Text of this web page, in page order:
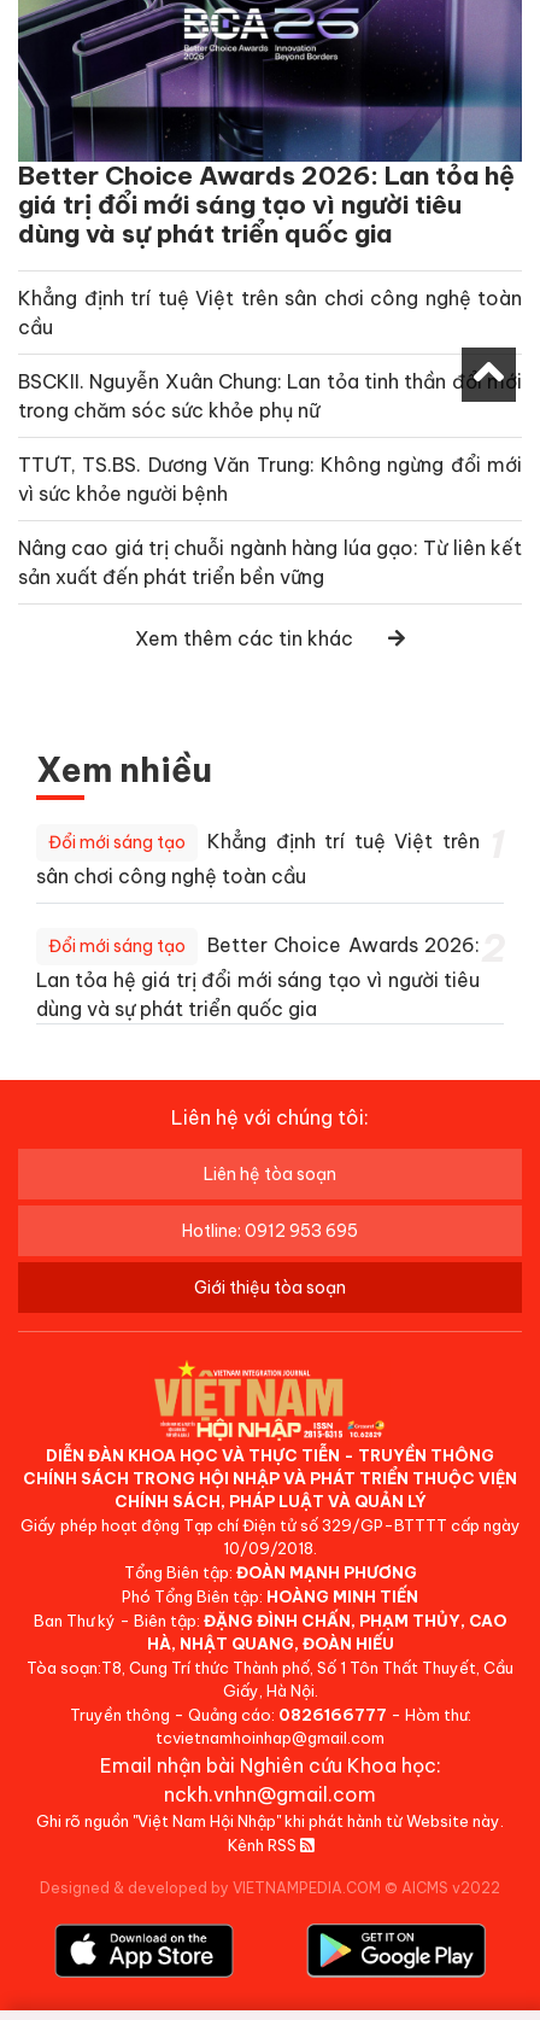
Better Choice Awards 2026: Lan tỏa hệ
giá trị đổi mới sáng tạo vì người tiêu
dùng và sự phát triển quốc gia
Khẳng định trí tuệ Việt trên sân chơi công nghệ toàn
cầu
BSCKII. Nguyễn Xuân Chung: Lan tỏa tinh thần đổi mới
trong chăm sóc sức khỏe phụ nữ
TTƯT, TS.BS. Dương Văn Trung: Không ngừng đổi mới
vì sức khỏe người bệnh
Nâng cao giá trị chuỗi ngành hàng lúa gạo: Từ liên kết
sản xuất đến phát triển bền vững
Xem thêm các tin khác
Xem nhiều
Đổi mới sáng tạo
Khẳng định trí tuệ Việt trên
sân chơi công nghệ toàn cầu
Đổi mới sáng tạo
Better Choice Awards 2026:
Lan tỏa hệ giá trị đổi mới sáng tạo vì người tiêu
dùng và sự phát triển quốc gia
Liên hệ với chúng tôi:
Liên hệ tòa soạn
Hotline: 0912 953 695
Giới thiệu tòa soạn
DIỄN ĐÀN KHOA HỌC VÀ THỰC TIỄN - TRUYỀN THÔNG
CHÍNH SÁCH TRONG HỘI NHẬP VÀ PHÁT TRIỂN THUỘC VIỆN
CHÍNH SÁCH, PHÁP LUẬT VÀ QUẢN LÝ
Giấy phép hoạt động Tạp chí Điện tử số 329/GP-BTTTT cấp ngày
10/09/2018.
Tổng Biên tập: ĐOÀN MẠNH PHƯƠNG
Phó Tổng Biên tập: HOÀNG MINH TIẾN
Ban Thư ký - Biên tập: ĐẶNG ĐÌNH CHẤN, PHẠM THỦY, CAO
HÀ, NHẬT QUANG, ĐOÀN HIẾU
Tòa soạn:T8, Cung Trí thức Thành phố, Số 1 Tôn Thất Thuyết, Cầu
Giấy, Hà Nội.
Truyền thông - Quảng cáo: 0826166777 - Hòm thư:
tcvietnamhoinhap@gmail.com
Email nhận bài Nghiên cứu Khoa học:
nckh.vnhn@gmail.com
Ghi rõ nguồn "Việt Nam Hội Nhập" khi phát hành từ Website này.
Kênh RSS
Designed & developed by VIETNAMPEDIA.COM © AICMS v2022